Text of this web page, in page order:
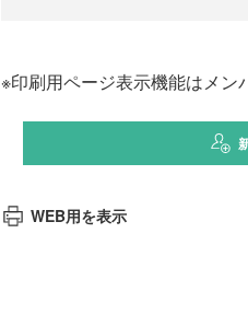
※印刷用ページ表示機能はメン
WEB用を表示